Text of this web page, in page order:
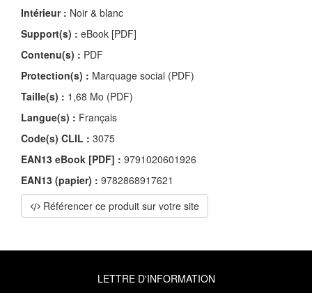
Intérieur : Noir & blanc
Support(s) : eBook [PDF]
Contenu(s) : PDF
Protection(s) : Marquage social (PDF)
Taille(s) : 1,68 Mo (PDF)
Langue(s) : Français
Code(s) CLIL : 3075
EAN13 eBook [PDF] : 9791020601926
EAN13 (papier) : 9782868917621
Référencer ce produit sur votre site
LETTRE D'INFORMATION